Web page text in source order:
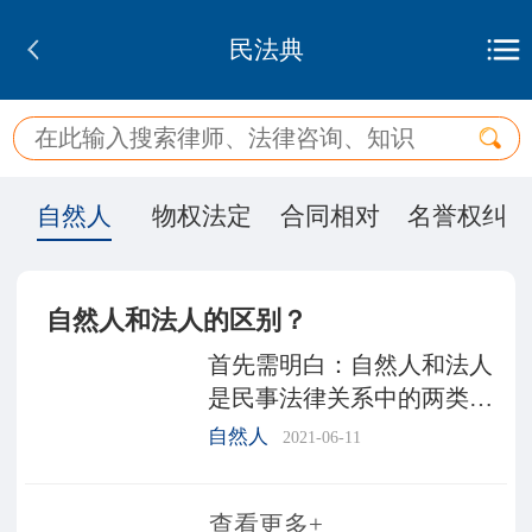
民法典
自然人 物权法定 合同相对 名誉权纠
自然人和法人的区别？
首先需明白：自然人和法人
是民事法律关系中的两类主
体。言及两类主体的区别，
自然人 2021-06-11
查看更多+